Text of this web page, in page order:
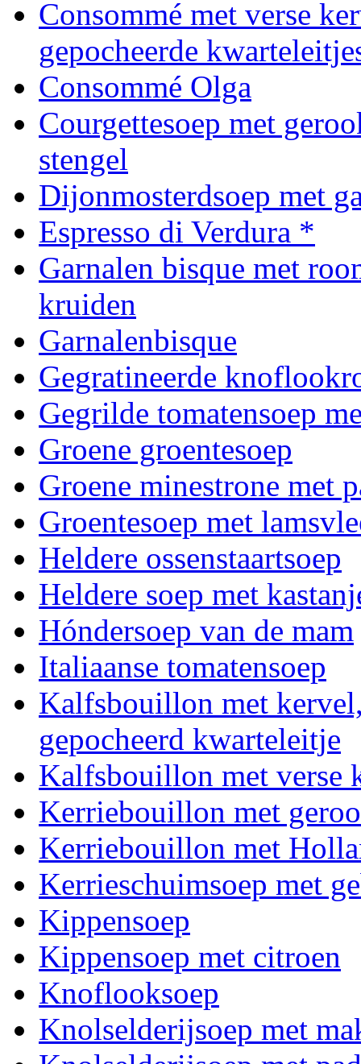
Consommé met verse
gepocheerde
Consommé Olga
Courgettesoep met
stengel
Dijonmosterdsoep met
Espresso di Verdura *
Garnalen bisque met
kruiden
Garnalenbisque
Gegratineerde
Gegrilde tomatensoep
Groene groentesoep
Groene minestrone met
Groentesoep met
Heldere ossenstaartsoep
Heldere soep met
Hóndersoep van de mam
Italiaanse tomatensoep
Kalfsbouillon met
gepocheerd kwarteleitje
Kalfsbouillon met verse
Kerriebouillon met
Kerriebouillon met
Kerrieschuimsoep met
Kippensoep
Kippensoep met citroen
Knoflooksoep
Knolselderijsoep met